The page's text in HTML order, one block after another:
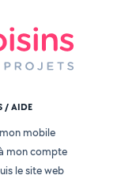
/ AIDE
mobile
mon compte
le site web